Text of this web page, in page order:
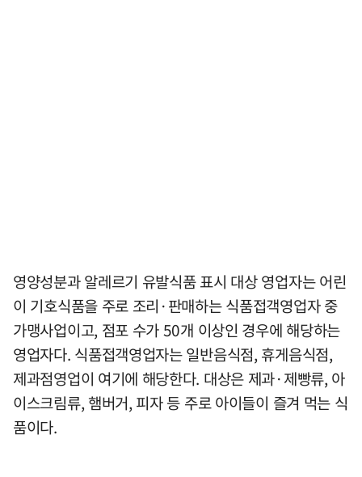
영양성분과 알레르기 유발식품 표시 대상 영업자는 어린
이 기호식품을 주로 조리·판매하는 식품접객영업자 중
가맹사업이고, 점포 수가 50개 이상인 경우에 해당하는
영업자다. 식품접객영업자는 일반음식점, 휴게음식점,
제과점영업이 여기에 해당한다. 대상은 제과·제빵류, 아
이스크림류, 햄버거, 피자 등 주로 아이들이 즐겨 먹는 식
품이다.